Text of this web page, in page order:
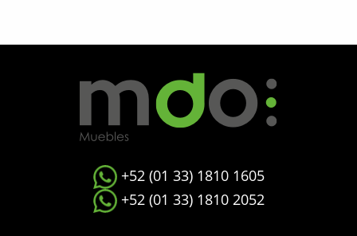
+52 (01 33) 1810 1605
+52 (01 33) 1810 2052